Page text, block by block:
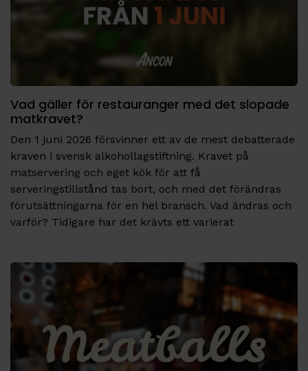
Vad gäller för restauranger med det slopade
matkravet?
Den 1 juni 2026 försvinner ett av de mest debatterade
kraven i svensk alkohollagstiftning. Kravet på
matservering och eget kök för att få
serveringstillstånd tas bort, och med det förändras
förutsättningarna för en hel bransch. Vad ändras och
varför? Tidigare har det krävts ett varierat